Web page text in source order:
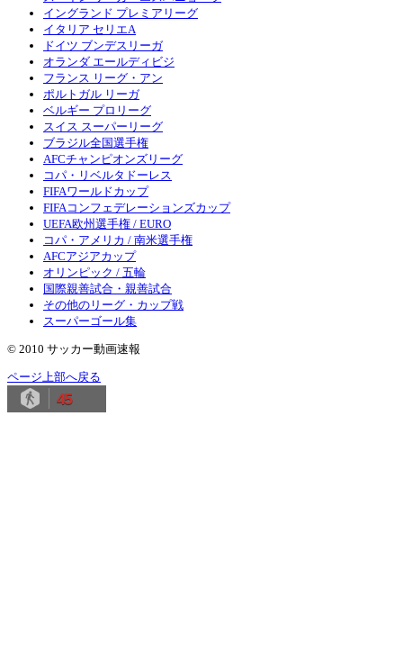
イングランド プレミアリーグ
イタリア セリエA
ドイツ ブンデスリーガ
オランダ エールディビジ
フランス リーグ・アン
ポルトガル リーガ
ベルギー プロリーグ
スイス スーパーリーグ
ブラジル全国選手権
AFCチャンピオンズリーグ
コパ・リベルタドーレス
FIFAワールドカップ
FIFAコンフェデレーションズカップ
UEFA欧州選手権 / EURO
コパ・アメリカ / 南米選手権
AFCアジアカップ
オリンピック / 五輪
国際親善試合・親善試合
その他のリーグ・カップ戦
スーパーゴール集
© 2010 サッカー動画速報
ページ上部へ戻る
45